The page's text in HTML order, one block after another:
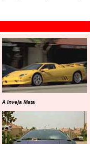
A Inveja Mata